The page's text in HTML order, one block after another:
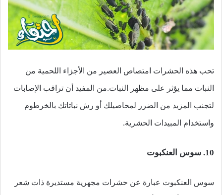
تحب هذه الحشرات امتصاص العصير من الأجزاء اللحمية من
النبات مما يؤثر على مظهر النبات.من المفيد أن تراقب الإصابات
لتجنب المزيد من الضرر لمحاصيلك أو رش نباتاتك بالخرطوم
واستخدام المبيدات الحشرية.
10. سوس العنكبوت
سوس العنكبوت عبارة عن حشرات مجهرية مستديرة ذات شعر